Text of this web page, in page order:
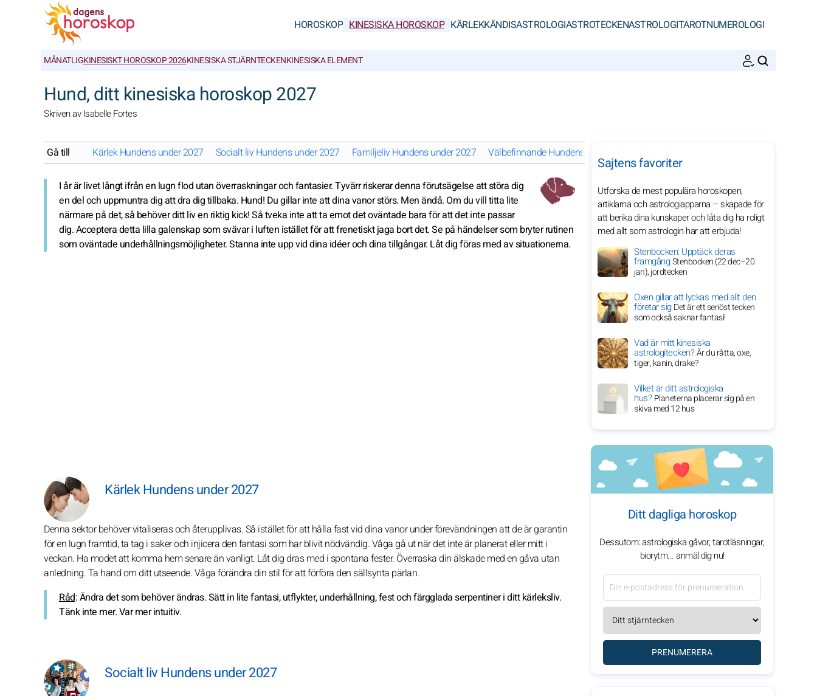
HOROSKOP KINESISKA HOROSKOP KÄRLEKKÄNDISASTROLOGIASTROTECKENASTROLOGITAROTNUMEROLOGI
MÅNATLIGKINESISKT HOROSKOP 2026KINESISKA STJÄRNTECKENKINESISKA ELEMENT
Hund, ditt kinesiska horoskop 2027
Skriven av Isabelle Fortes
Gå till Kärlek Hundens under 2027 Socialt liv Hundens under 2027 Familjeliv Hundens under 2027 Välbefinnande Hundens under 2027
I år är livet långt ifrån en lugn flod utan överraskningar och fantasier. Tyvärr riskerar denna förutsägelse att störa dig
en del och uppmuntra dig att dra dig tillbaka. Hund! Du gillar inte att dina vanor störs. Men ändå. Om du vill titta lite
närmare på det, så behöver ditt liv en riktig kick! Så tveka inte att ta emot det oväntade bara för att det inte passar
dig. Acceptera detta lilla galenskap som svävar i luften istället för att frenetiskt jaga bort det. Se på händelser som bryter rutinen
som oväntade underhållningsmöjligheter. Stanna inte upp vid dina idéer och dina tillgångar. Låt dig föras med av situationerna.
Kärlek Hundens under 2027
Denna sektor behöver vitaliseras och återupplivas. Så istället för att hålla fast vid dina vanor under förevändningen att de är garantin
för en lugn framtid, ta tag i saker och injicera den fantasi som har blivit nödvändig. Våga gå ut när det inte är planerat eller mitt i
veckan. Ha modet att komma hem senare än vanligt. Låt dig dras med i spontana fester. Överraska din älskade med en gåva utan
anledning. Ta hand om ditt utseende. Våga förändra din stil för att förföra den sällsynta pärlan.
Råd: Ändra det som behöver ändras. Sätt in lite fantasi, utflykter, underhållning, fest och färgglada serpentiner i ditt kärleksliv.
Tänk inte mer. Var mer intuitiv.
Socialt liv Hundens under 2027
Sajtens favoriter
Utforska de mest populära horoskopen,
artiklarna och astrologiapparna – skapade för
att berika dina kunskaper och låta dig ha roligt
med allt som astrologin har att erbjuda!
Stenbocken: Upptäck deras
framgångStenbocken (22 dec–20
jan), jordtecken
Oxen gillar att lyckas med allt den
företar sigDet är ett seriöst tecken
som också saknar fantasi!
Vad är mitt kinesiska
astrologitecken?Är du råtta, oxe,
tiger, kanin, drake?
Vilket är ditt astrologiska
hus?Planeterna placerar sig på en
skiva med 12 hus
Ditt dagliga horoskop
Dessutom: astrologiska gåvor, tarotläsningar,
biorytm... anmäl dig nu!
PRENUMERERA